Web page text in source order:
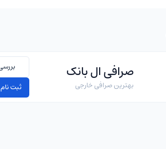
صرافی ال بانک
بهترین صرافی خارجی
ثبت